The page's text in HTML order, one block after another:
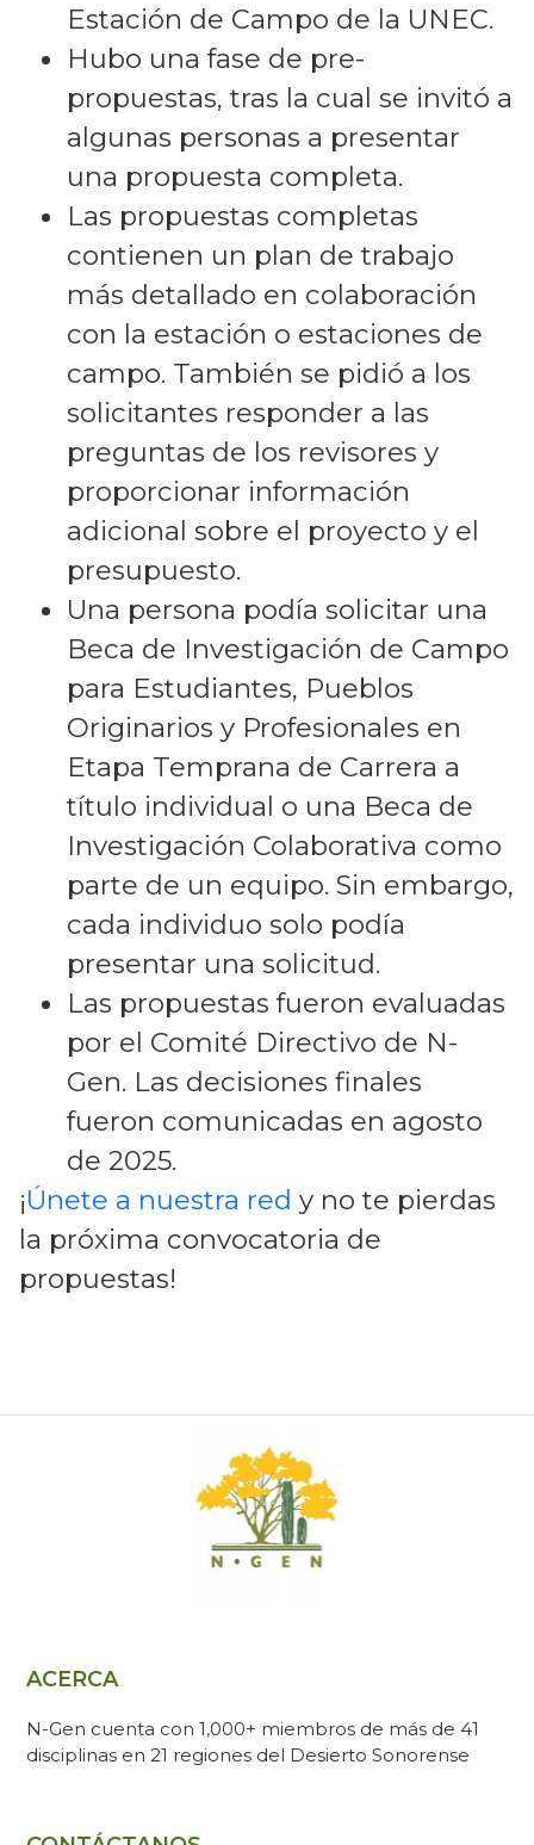
Estación de Campo de la UNEC.
Hubo una fase de pre-
propuestas, tras la cual se invitó a
algunas personas a presentar
una propuesta completa.
Las propuestas completas
contienen un plan de trabajo
más detallado en colaboración
con la estación o estaciones de
campo. También se pidió a los
solicitantes responder a las
preguntas de los revisores y
proporcionar información
adicional sobre el proyecto y el
presupuesto.
Una persona podía solicitar una
Beca de Investigación de Campo
para Estudiantes, Pueblos
Originarios y Profesionales en
Etapa Temprana de Carrera a
título individual o una Beca de
Investigación Colaborativa como
parte de un equipo. Sin embargo,
cada individuo solo podía
presentar una solicitud.
Las propuestas fueron evaluadas
por el Comité Directivo de N-
Gen. Las decisiones finales
fueron comunicadas en agosto
de 2025.
¡Únete a nuestra red y no te pierdas
la próxima convocatoria de
propuestas!
ACERCA
N-Gen cuenta con 1,000+ miembros de más de 41
disciplinas en 21 regiones del Desierto Sonorense